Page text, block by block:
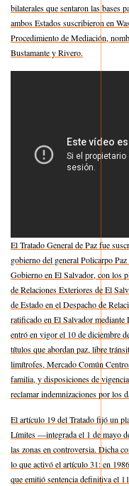
bilaterales que sentaron las bases
ambos Estados suscribieron en
Procedimiento de Mediación,
Bustamante y Rivero.
El Tratado General de Paz fue
gobierno del general Policarpo
Gobierno en El Salvador, con los
de Relaciones Exteriores de El
de Estado en el Despacho de
ratificado en El Salvador
entró en vigor el 10 de diciembre
títulos que abordan paz, libre
limítrofes, Mercado Común
familia, y disposiciones de
reclamar indemnizaciones por los
El artículo 19 del Tratado fijó un
Límites —integrada el 1 de mayo
las zonas en controversia. Dicha
lo que activó el artículo 31: en
que emitió sentencia definitiva el